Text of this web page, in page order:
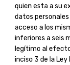
quien esta a su
datos
acceso a los
inferiores a seis
legítimo al
inciso 3 de la Ley